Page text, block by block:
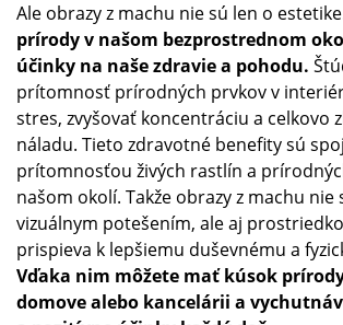
Ale obrazy z machu nie sú len o
prírody v našom bezprostrednom
účinky na naše zdravie a pohodu.
prítomnosť prírodných prvkov v
stres, zvyšovať koncentráciu a celkovo
náladu. Tieto zdravotné benefity sú
prítomnosťou živých rastlín a
našom okolí. Takže obrazy z machu nie
vizuálnym potešením, ale aj
prispieva k lepšiemu duševnému a
Vďaka nim môžete mať kúsok
domove alebo kancelárii a